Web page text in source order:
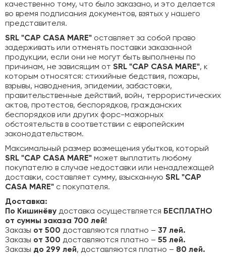
качественно тому, что было заказано, и это делается
во время подписания документов, взятых у нашего
представителя.
SRL "CAP CASA MARE" оставляет за собой право
задерживать или отменять поставки заказанной
продукции, если они не могут быть выполнены по
причинам, не зависящим от SRL "CAP CASA MARE", к
которым относятся: стихийные бедствия, пожары,
взрывы, наводнения, эпидемии, забастовки,
правительственные действий, войн, террористических
актов, протестов, беспорядков, гражданских
беспорядков или других форс-мажорных
обстоятельств в соответствии с европейским
законодательством.
Максимальный размер возмещения убытков, который
SRL "CAP CASA MARE" может выплатить любому
покупателю в случае недоставки или ненадлежащей
доставки, составляет сумму, взысканную SRL "CAP
CASA MARE" с покупателя.
Доставка:
По Кишинёву доставка осуществляется БЕСПЛАТНО
от суммы заказа 700 лей!
Заказы от 500 доставляются платно – 37 лей.
Заказы от 300 доставляются платно – 55 лей.
Заказы до 299 лей, доставляются платно – 80 лей.